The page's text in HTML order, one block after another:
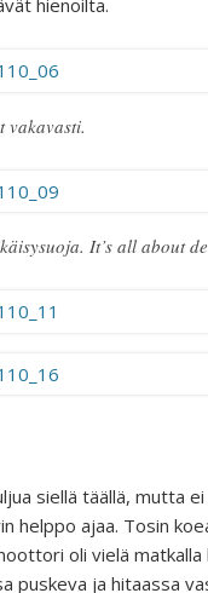
hienoilta.
vakavasti.
It’s all about
siellä täällä, mutta
helppo ajaa. Tosin
oli vielä
puskeva ja hitaassa